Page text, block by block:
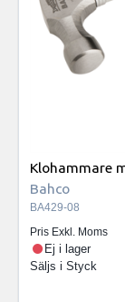
Klohammare
Bahco
BA429-08
Pris Exkl. Moms
Ej i lager
Säljs i Styck